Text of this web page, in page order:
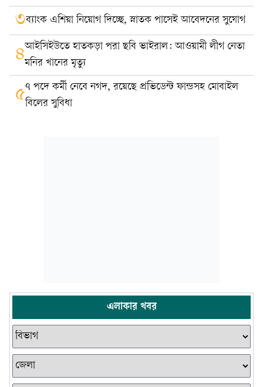
৩ব্যাংক এশিয়া নিয়োগ দিচ্ছে, স্নাতক পাসেই আবেদনের সুযোগ
৪আইসিইউতে হাতকড়া পরা ছবি ভাইরাল: আওয়ামী লীগ নেতা
মনির খানের মৃত্যু
৫৭ পদে কর্মী নেবে নগদ, রয়েছে প্রভিডেন্ট ফান্ডসহ মোবাইল
বিলের সুবিধা
এলাকার খবর